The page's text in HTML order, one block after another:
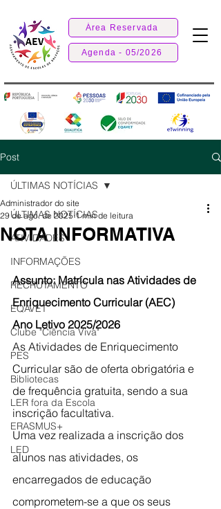
Área Reservada
Agenda - 05/2026
Post
ÚLTIMAS NOTÍCIAS
ATIVIDADES
INFORMAÇÕES
RECRUTAMENTO
EQAVET
Clube "Ciência Viva"
PES
Bibliotecas
LER fora da Escola
ERASMUS+
LED
ÚLTIMAS NOTÍCIAS
NOTA INFORMATIVA
Administrador do site
29 de ago. de 2025 1 min de leitura
Assunto: Matrícula nas Atividades de
Enriquecimento Curricular (AEC)
Ano Letivo 2025/2026
As Atividades de Enriquecimento
Curricular são de oferta obrigatória e
de frequência gratuita, sendo a sua
inscrição facultativa.
Uma vez realizada a inscrição dos
alunos nas atividades, os
encarregados de educação
comprometem-se a que os seus